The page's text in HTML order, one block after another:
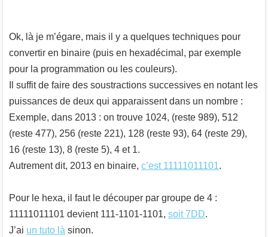
Ok, là je m’égare, mais il y a quelques techniques pour
convertir en binaire (puis en hexadécimal, par exemple
pour la programmation ou les couleurs).
Il suffit de faire des soustractions successives en notant les
puissances de deux qui apparaissent dans un nombre :
Exemple, dans 2013 : on trouve 1024, (reste 989), 512
(reste 477), 256 (reste 221), 128 (reste 93), 64 (reste 29),
16 (reste 13), 8 (reste 5), 4 et 1.
Autrement dit, 2013 en binaire, c’est 11111011101.
Pour le hexa, il faut le découper par groupe de 4 :
11111011101 devient 111-1101-1101, soit 7DD.
J’ai un tuto là sinon.